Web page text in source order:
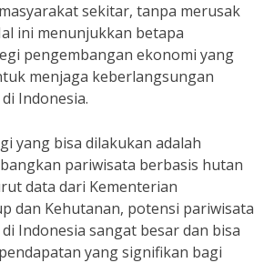
sekitar, tanpa merusak
ini menunjukkan betapa
pengembangan ekonomi yang
menjaga keberlangsungan
Indonesia.
yang bisa dilakukan adalah
pariwisata berbasis hutan
data dari Kementerian
dan Kehutanan, potensi pariwisata
Indonesia sangat besar dan bisa
yang signifikan bagi